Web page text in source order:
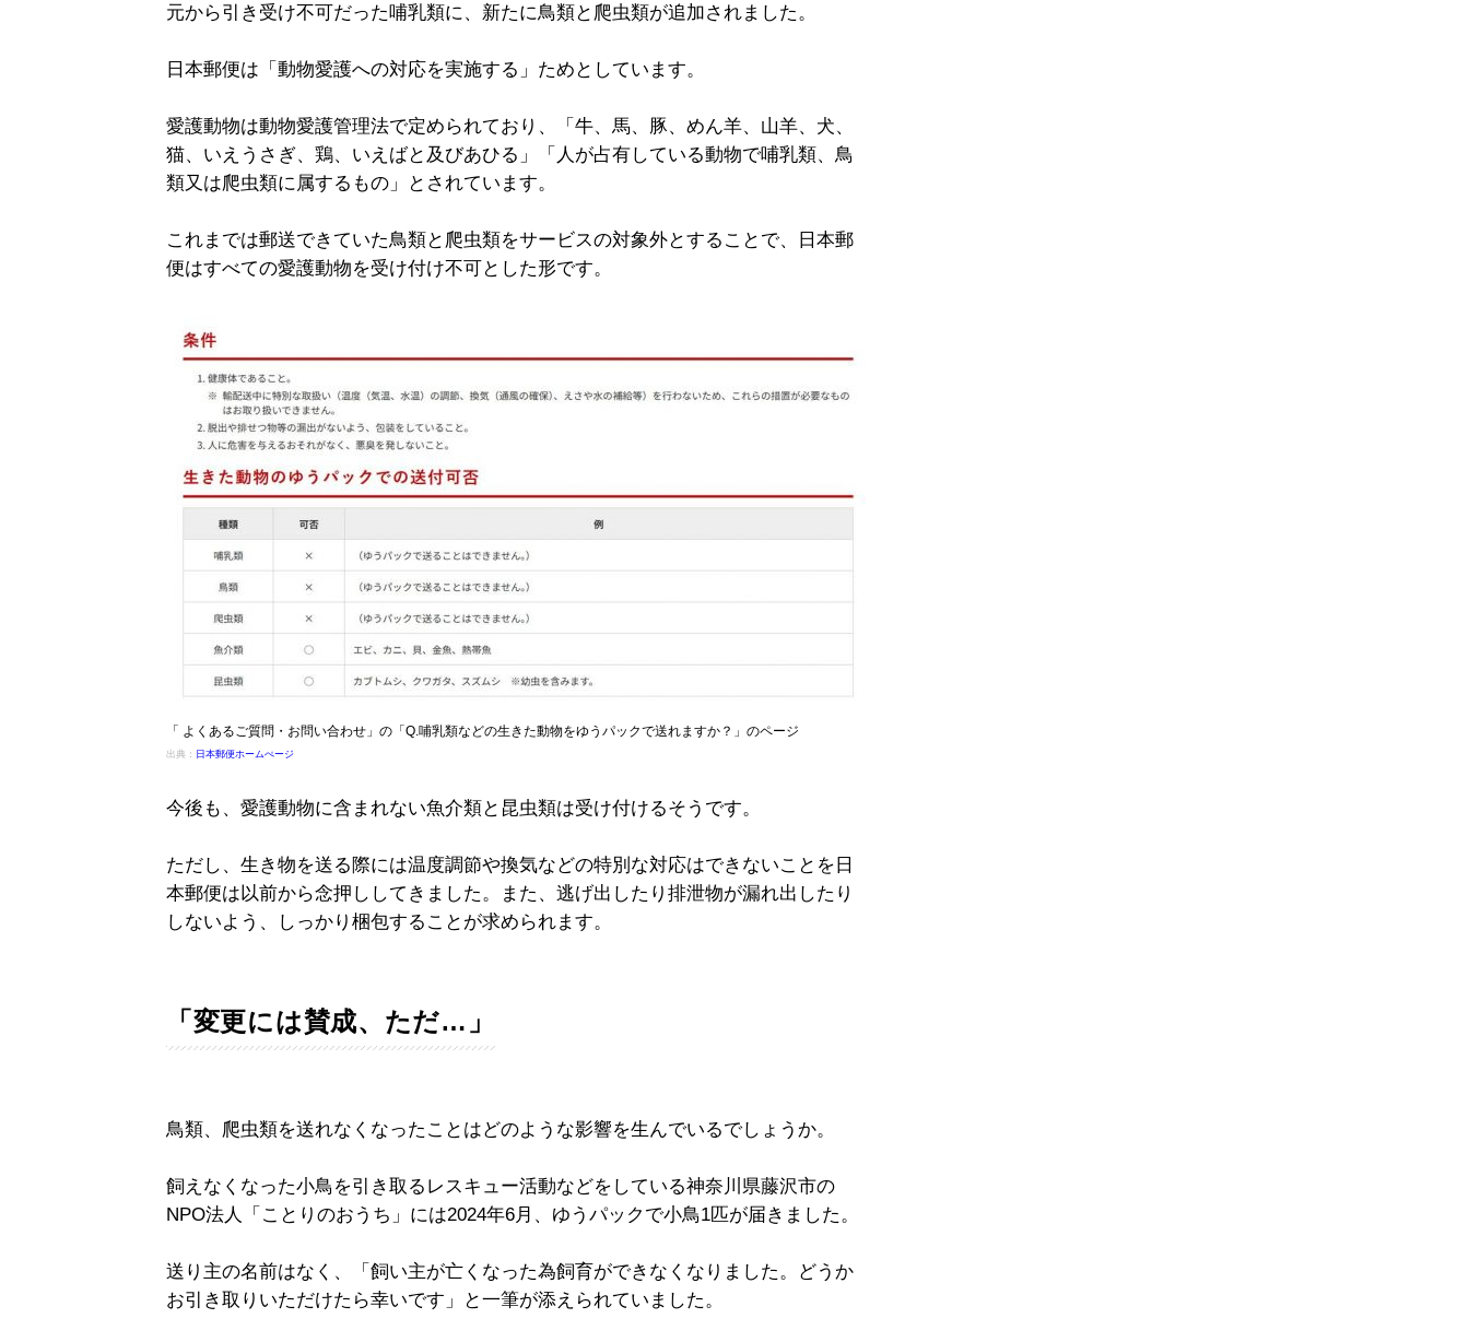
元から引き受け不可だった哺乳類に、新たに鳥類と爬虫類が追加されました。
日本郵便は「動物愛護への対応を実施する」ためとしています。
愛護動物は動物愛護管理法で定められており、「牛、馬、豚、めん羊、山羊、犬、
猫、いえうさぎ、鶏、いえばと及びあひる」「人が占有している動物で哺乳類、鳥
類又は爬虫類に属するもの」とされています。
これまでは郵送できていた鳥類と爬虫類をサービスの対象外とすることで、日本郵
便はすべての愛護動物を受け付け不可とした形です。
「 よくあるご質問・お問い合わせ」の「Q.哺乳類などの生きた動物をゆうパックで送れますか？」のページ
出典： 日本郵便ホームぺージ
今後も、愛護動物に含まれない魚介類と昆虫類は受け付けるそうです。
ただし、生き物を送る際には温度調節や換気などの特別な対応はできないことを日
本郵便は以前から念押ししてきました。また、逃げ出したり排泄物が漏れ出したり
しないよう、しっかり梱包することが求められます。
「変更には賛成、ただ…」
鳥類、爬虫類を送れなくなったことはどのような影響を生んでいるでしょうか。
飼えなくなった小鳥を引き取るレスキュー活動などをしている神奈川県藤沢市の
NPO法人「ことりのおうち」には2024年6月、ゆうパックで小鳥1匹が届きました。
送り主の名前はなく、「飼い主が亡くなった為飼育ができなくなりました。どうか
お引き取りいただけたら幸いです」と一筆が添えられていました。